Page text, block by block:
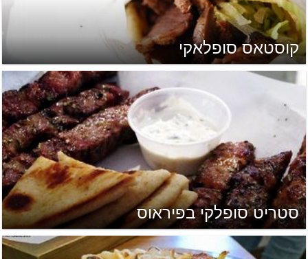
קוסטאס סופלאקי
סטריט סופלקי בפיראוס